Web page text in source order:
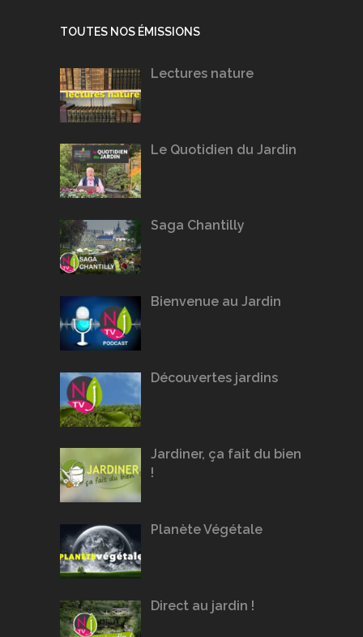
TOUTES NOS ÉMISSIONS
Lectures nature
Le Quotidien du Jardin
Saga Chantilly
Bienvenue au Jardin
Découvertes jardins
Jardiner, ça fait du bien
!
Planète Végétale
Direct au jardin !